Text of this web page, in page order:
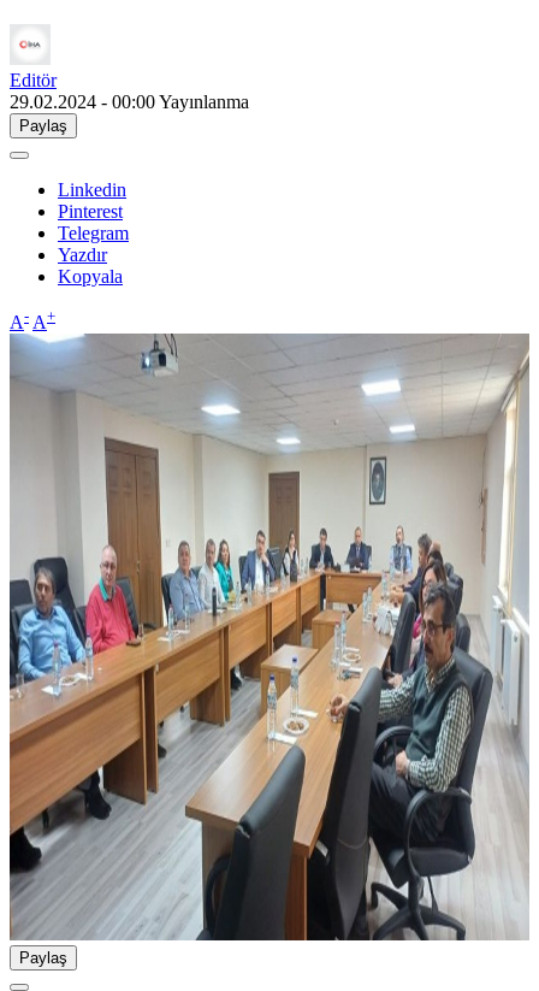
Editör
29.02.2024 - 00:00Yayınlanma
Paylaş
Linkedin
Pinterest
Telegram
Yazdır
Kopyala
A- A+
Paylaş